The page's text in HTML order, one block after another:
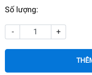
Số lượng:
- +